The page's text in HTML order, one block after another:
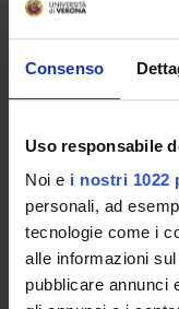
Consenso
Uso responsabile
Noi e i nostri 1022
personali, ad
tecnologie come i
alle informazioni
pubblicare annunci
Silvano Adami
AREE DI RICERCA
Rheumatology
Rheumatology